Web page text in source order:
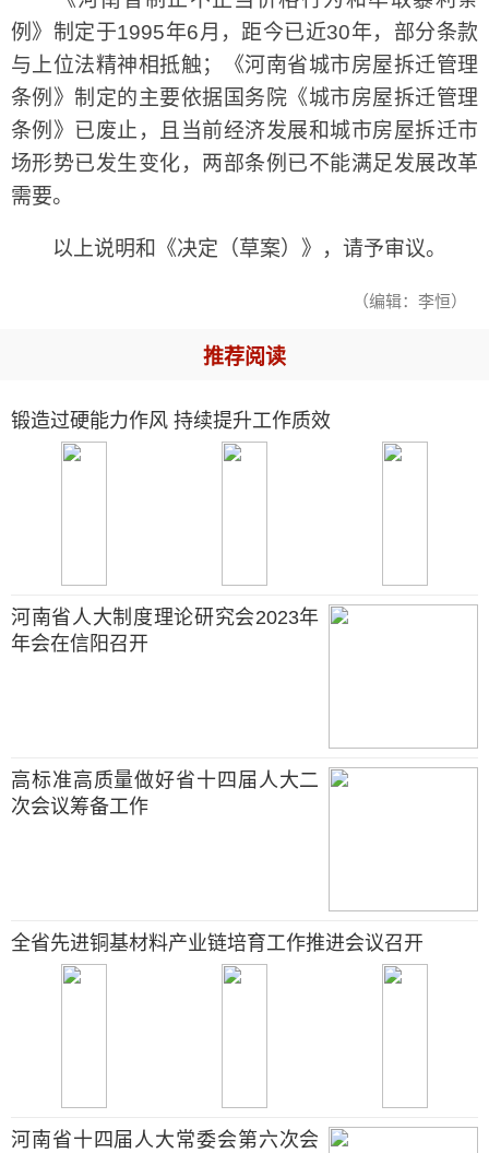
例》制定于1995年6月，距今已近30年，部分条款
与上位法精神相抵触；《河南省城市房屋拆迁管理
条例》制定的主要依据国务院《城市房屋拆迁管理
条例》已废止，且当前经济发展和城市房屋拆迁市
场形势已发生变化，两部条例已不能满足发展改革
需要。
以上说明和《决定（草案）》，请予审议。
（编辑：李恒）
推荐阅读
锻造过硬能力作风 持续提升工作质效
河南省人大制度理论研究会2023年
年会在信阳召开
高标准高质量做好省十四届人大二
次会议筹备工作
全省先进铜基材料产业链培育工作推进会议召开
河南省十四届人大常委会第六次会